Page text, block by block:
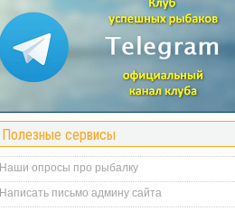
Полезные сервисы
Наши опросы про рыбалку
Написать письмо админу сайта